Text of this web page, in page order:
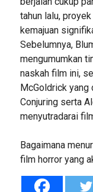
tahun lalu,
kemajuan
Sebelumnya,
mengumumkan
naskah film ini,
McGoldrick yang
Conjuring serta
menyutradarai
Bagaimana
film horror yang